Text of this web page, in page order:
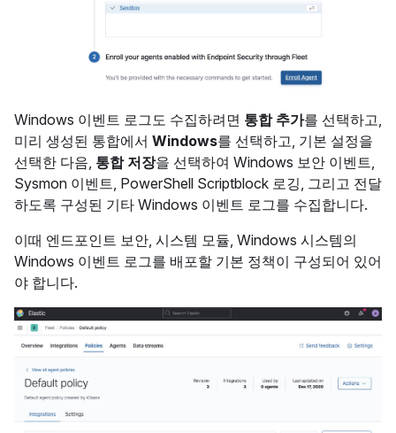
Windows 이벤트 로그도 수집하려면 통합 추가를 선택하고,
미리 생성된 통합에서 Windows를 선택하고, 기본 설정을
선택한 다음, 통합 저장을 선택하여 Windows 보안 이벤트,
Sysmon 이벤트, PowerShell Scriptblock 로깅, 그리고 전달
하도록 구성된 기타 Windows 이벤트 로그를 수집합니다.
이때 엔드포인트 보안, 시스템 모듈, Windows 시스템의
Windows 이벤트 로그를 배포할 기본 정책이 구성되어 있어
야 합니다.